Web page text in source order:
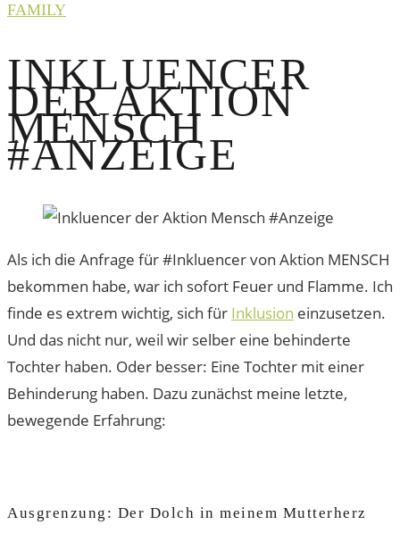
FAMILY
INKLUENCER
DER AKTION
MENSCH
#ANZEIGE
Als ich die Anfrage für #Inkluencer von Aktion MENSCH
bekommen habe, war ich sofort Feuer und Flamme. Ich
finde es extrem wichtig, sich für Inklusion einzusetzen.
Und das nicht nur, weil wir selber eine behinderte
Tochter haben. Oder besser: Eine Tochter mit einer
Behinderung haben. Dazu zunächst meine letzte,
bewegende Erfahrung:
Ausgrenzung: Der Dolch in meinem Mutterherz